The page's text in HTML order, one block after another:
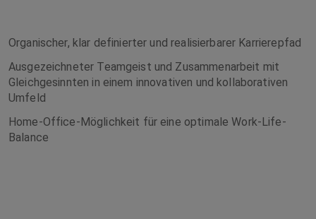
Organischer, klar definierter und realisierbarer Karrierepfad
Ausgezeichneter Teamgeist und Zusammenarbeit mit
Gleichgesinnten in einem innovativen und kollaborativen
Umfeld
Home-Office-Möglichkeit für eine optimale Work-Life-
Balance